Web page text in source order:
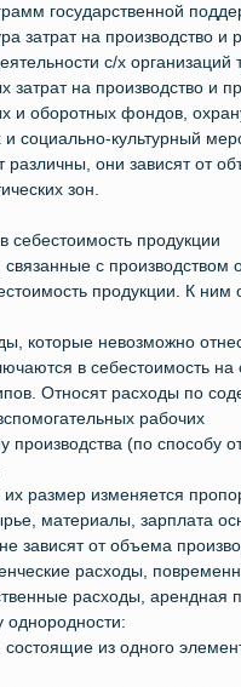
государственной
затрат на производство и
с/х организаций
на производство и
и оборотных фондов,
социально-культурный
различны, они зависят от
зон.
себестоимость продукции
с производством
продукции. К ним
которые невозможно
в себестоимость на
Относят расходы по
рабочих
(по способу
размер изменяется
материалы, зарплата
зависят от объема
расходы,
расходы, арендная
однородности:
из одного